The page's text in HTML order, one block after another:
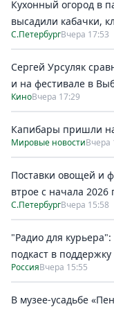
Кухонный огород в
высадили кабачки,
С.ПетербургВчера 17:53
Сергей Урсуляк
и на фестивале в
КиноВчера 17:29
Капибары пришли
Мировые новостиВчера
Поставки овощей и
втрое с начала 2026
С.ПетербургВчера 15:58
"Радио для
подкаст в поддержку
РоссияВчера 15:55
В музее-усадьбе